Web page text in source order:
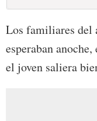
Los familiares
esperaban
el joven saliera